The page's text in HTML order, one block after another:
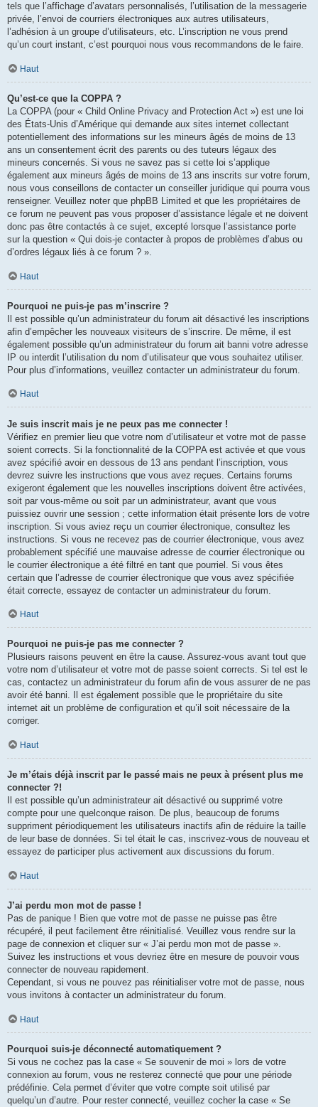
tels que l’affichage d’avatars personnalisés, l’utilisation de la messagerie
privée, l’envoi de courriers électroniques aux autres utilisateurs,
l’adhésion à un groupe d’utilisateurs, etc. L’inscription ne vous prend
qu’un court instant, c’est pourquoi nous vous recommandons de le faire.
Haut
Qu’est-ce que la COPPA ?
La COPPA (pour « Child Online Privacy and Protection Act ») est une loi
des États-Unis d’Amérique qui demande aux sites internet collectant
potentiellement des informations sur les mineurs âgés de moins de 13
ans un consentement écrit des parents ou des tuteurs légaux des
mineurs concernés. Si vous ne savez pas si cette loi s’applique
également aux mineurs âgés de moins de 13 ans inscrits sur votre forum,
nous vous conseillons de contacter un conseiller juridique qui pourra vous
renseigner. Veuillez noter que phpBB Limited et que les propriétaires de
ce forum ne peuvent pas vous proposer d’assistance légale et ne doivent
donc pas être contactés à ce sujet, excepté lorsque l’assistance porte
sur la question « Qui dois-je contacter à propos de problèmes d’abus ou
d’ordres légaux liés à ce forum ? ».
Haut
Pourquoi ne puis-je pas m’inscrire ?
Il est possible qu’un administrateur du forum ait désactivé les inscriptions
afin d’empêcher les nouveaux visiteurs de s’inscrire. De même, il est
également possible qu’un administrateur du forum ait banni votre adresse
IP ou interdit l’utilisation du nom d’utilisateur que vous souhaitez utiliser.
Pour plus d’informations, veuillez contacter un administrateur du forum.
Haut
Je suis inscrit mais je ne peux pas me connecter !
Vérifiez en premier lieu que votre nom d’utilisateur et votre mot de passe
soient corrects. Si la fonctionnalité de la COPPA est activée et que vous
avez spécifié avoir en dessous de 13 ans pendant l’inscription, vous
devrez suivre les instructions que vous avez reçues. Certains forums
exigeront également que les nouvelles inscriptions doivent être activées,
soit par vous-même ou soit par un administrateur, avant que vous
puissiez ouvrir une session ; cette information était présente lors de votre
inscription. Si vous aviez reçu un courrier électronique, consultez les
instructions. Si vous ne recevez pas de courrier électronique, vous avez
probablement spécifié une mauvaise adresse de courrier électronique ou
le courrier électronique a été filtré en tant que pourriel. Si vous êtes
certain que l’adresse de courrier électronique que vous avez spécifiée
était correcte, essayez de contacter un administrateur du forum.
Haut
Pourquoi ne puis-je pas me connecter ?
Plusieurs raisons peuvent en être la cause. Assurez-vous avant tout que
votre nom d’utilisateur et votre mot de passe soient corrects. Si tel est le
cas, contactez un administrateur du forum afin de vous assurer de ne pas
avoir été banni. Il est également possible que le propriétaire du site
internet ait un problème de configuration et qu’il soit nécessaire de la
corriger.
Haut
Je m’étais déjà inscrit par le passé mais ne peux à présent plus me
connecter ?!
Il est possible qu’un administrateur ait désactivé ou supprimé votre
compte pour une quelconque raison. De plus, beaucoup de forums
suppriment périodiquement les utilisateurs inactifs afin de réduire la taille
de leur base de données. Si tel était le cas, inscrivez-vous de nouveau et
essayez de participer plus activement aux discussions du forum.
Haut
J’ai perdu mon mot de passe !
Pas de panique ! Bien que votre mot de passe ne puisse pas être
récupéré, il peut facilement être réinitialisé. Veuillez vous rendre sur la
page de connexion et cliquer sur « J’ai perdu mon mot de passe ».
Suivez les instructions et vous devriez être en mesure de pouvoir vous
connecter de nouveau rapidement.
Cependant, si vous ne pouvez pas réinitialiser votre mot de passe, nous
vous invitons à contacter un administrateur du forum.
Haut
Pourquoi suis-je déconnecté automatiquement ?
Si vous ne cochez pas la case « Se souvenir de moi » lors de votre
connexion au forum, vous ne resterez connecté que pour une période
prédéfinie. Cela permet d’éviter que votre compte soit utilisé par
quelqu’un d’autre. Pour rester connecté, veuillez cocher la case « Se